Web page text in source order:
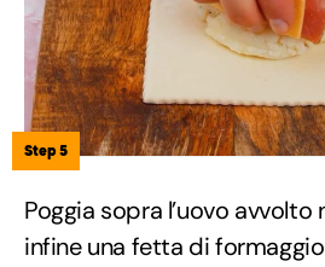
Step 5
Poggia sopra l’uovo
infine una fetta di formaggio